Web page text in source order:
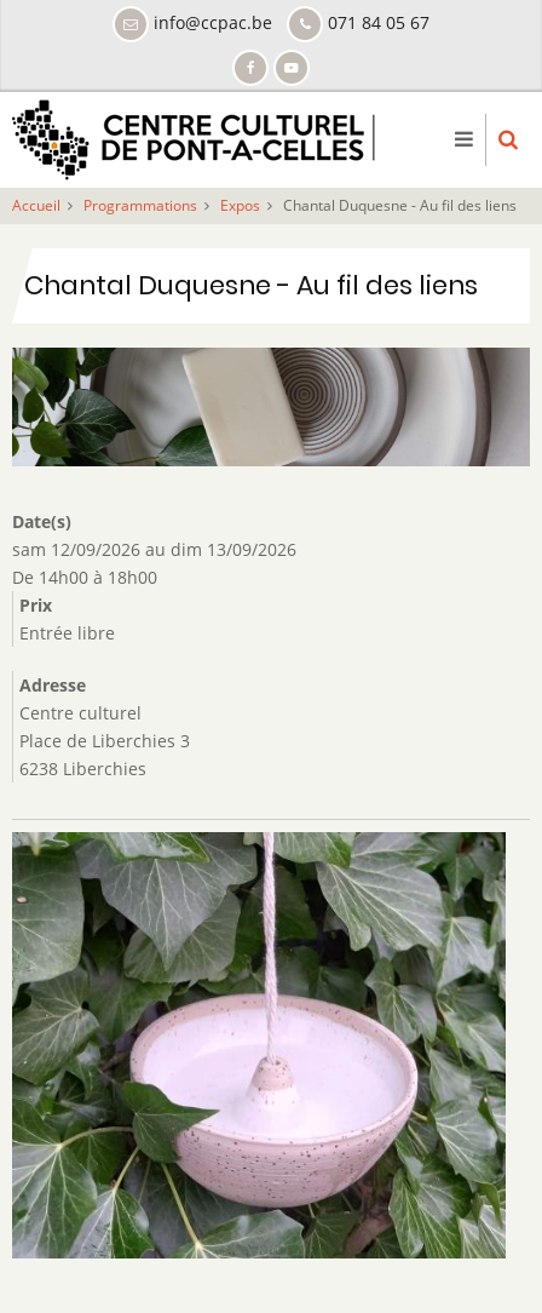
principal
info@ccpac.be 071 84 05 67
Accueil Programmations Expos Chantal Duquesne - Au fil des liens
Chantal Duquesne - Au fil des liens
Date(s)
sam 12/09/2026 au dim 13/09/2026
De 14h00 à 18h00
Prix
Entrée libre
Adresse
Centre culturel
Place de Liberchies 3
6238 Liberchies
Image